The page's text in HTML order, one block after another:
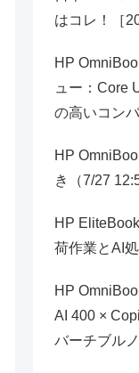
はコレ！［
HP
ュー：Core
の高いコン
HP
き（7/27
HP
荷作業とAI
HP
AI 400 ×
バーチブル